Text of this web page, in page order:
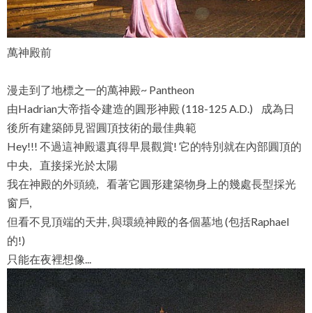
萬神殿前
漫走到了地標之一的萬神殿~ Pantheon
由Hadrian大帝指令建造的圓形神殿 (118-125 A.D.) 成為日
後所有建築師見習圓頂技術的最佳典範
Hey!!! 不過這神殿還真得早晨觀賞! 它的特別就在內部圓頂的
中央, 直接採光於太陽
我在神殿的外頭繞, 看著它圓形建築物身上的幾處長型採光
窗戶,
但看不見頂端的天井, 與環繞神殿的各個墓地 (包括Raphael
的!)
只能在夜裡想像...